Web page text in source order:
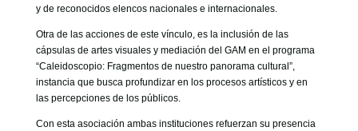
y de reconocidos elencos nacionales e internacionales.
Otra de las acciones de este vínculo, es la inclusión de las
cápsulas de artes visuales y mediación del GAM en el programa
“Caleidoscopio: Fragmentos de nuestro panorama cultural”,
instancia que busca profundizar en los procesos artísticos y en
las percepciones de los públicos.
Con esta asociación ambas instituciones refuerzan su presencia